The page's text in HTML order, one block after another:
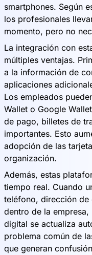
smartphones. Según
los profesionales
momento, pero no
La integración con
múltiples ventajas.
a la información de
aplicaciones
Los empleados
Wallet o Google
de pago, billetes de
importantes. Esto
adopción de las
organización.
Además, estas
tiempo real. Cuando
teléfono, dirección
dentro de la empresa,
digital se actualiza
problema común de
que generan